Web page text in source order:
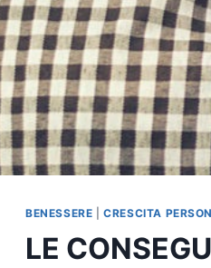
BENESSERE |CRESCITA
LE